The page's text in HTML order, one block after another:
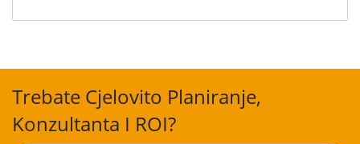
Trebate Cjelovito Planiranje,
Konzultanta I ROI?